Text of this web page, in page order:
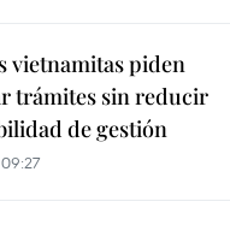
vietnamitas piden
trámites sin reducir
de gestión